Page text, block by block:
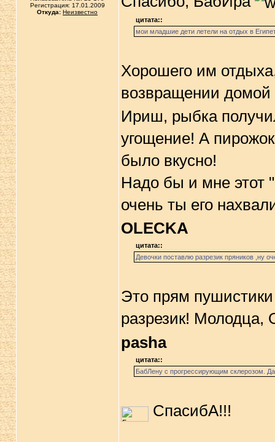
Регистрация: 17.01.2009
Откуда: Неизвестно
цитата::
мои младшие дети летели на отдых в
Хорошего им
возвращении домой
Ириш, рыбка
угощение! А
было вкусно!
Надо бы и мне этот
очень ты его
OLECKA
цитата::
Девочки поставлю разрезик пряников ,ну
Это прям
разрезик!
pasha
цитата::
БабЛену с прогрессирующим склерозом.
СпасибА!!!